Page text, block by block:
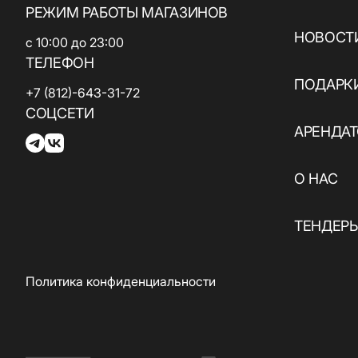
РЕЖИМ РАБОТЫ МАГАЗИНОВ
с 10:00 до 23:00
ТЕЛЕФОН
+7 (812)-643-31-72
СОЦСЕТИ
О НАС
Политика конфиденциальности